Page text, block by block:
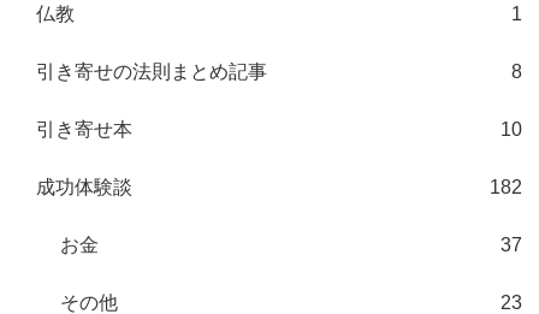
仏教 1
引き寄せの法則まとめ記事 8
引き寄せ本 10
成功体験談 182
お金 37
その他 23